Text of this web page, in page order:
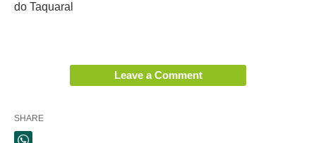
do Taquaral
Leave a Comment
SHARE